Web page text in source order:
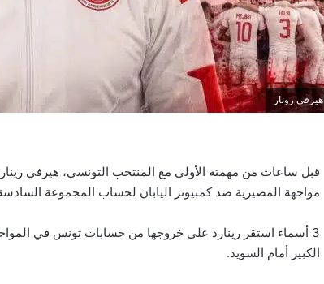
هيرفي رونار
مواجهة المصيرية ضد كمبيوتر اليابان لحساب المجموعة
3 أسماء استقر رينارد على خروجها من حسابات تونس في
الكبير أمام السويد.